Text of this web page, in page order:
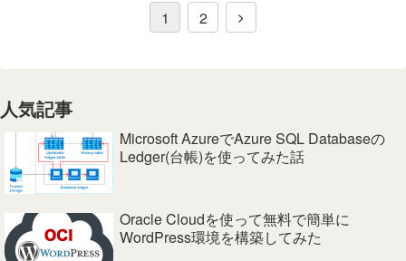
1 2
人気記事
Microsoft AzureでAzure SQL Databaseの
Ledger(台帳)を使ってみた話
Oracle Cloudを使って無料で簡単に
WordPress環境を構築してみた